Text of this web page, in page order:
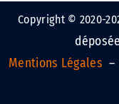
Copyright © 2020-
Mentions Légales